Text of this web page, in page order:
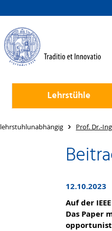
Lehrstühle
lehrstuhlunabhängig Prof. Dr.-
12.10.2023
Auf der
Das Paper